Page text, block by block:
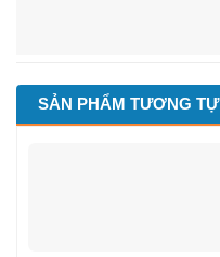
SẢN PHẨM TƯƠNG TỰ